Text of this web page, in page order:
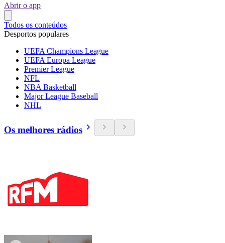
Abrir o app
Todos os conteúdos
Desportos populares
UEFA Champions League
UEFA Europa League
Premier League
NFL
NBA Basketball
Major League Baseball
NHL
Os melhores rádios